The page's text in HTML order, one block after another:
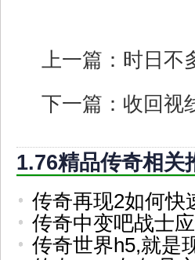
上一篇： 时日不
下一篇： 收回视
1.76精品传奇相关
传奇再现2如何快
传奇中变吧战士
传奇世界h5,就是